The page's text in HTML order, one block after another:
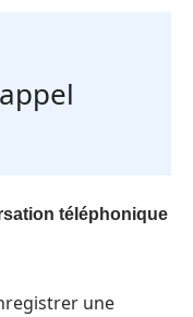
téléphonique
une